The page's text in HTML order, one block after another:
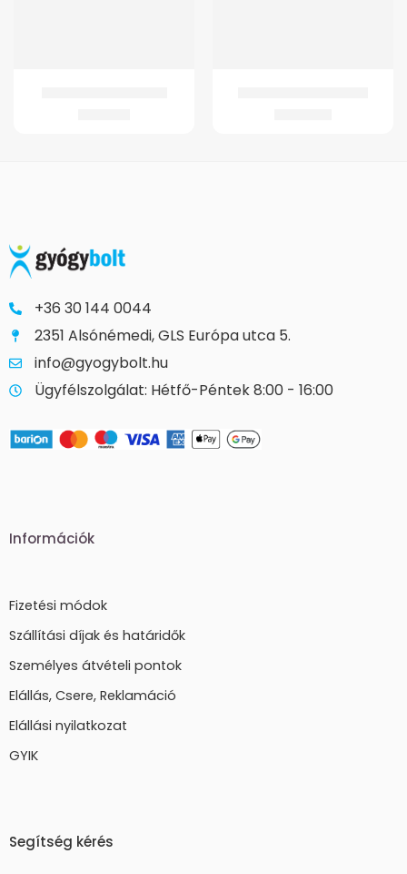
+36 30 144 0044
2351 Alsónémedi, GLS Európa utca 5.
info@gyogybolt.hu
Ügyfélszolgálat: Hétfő-Péntek 8:00 - 16:00
Információk
Fizetési módok
Szállítási díjak és határidők
Személyes átvételi pontok
Elállás, Csere, Reklamáció
Elállási nyilatkozat
GYIK
Segítség kérés